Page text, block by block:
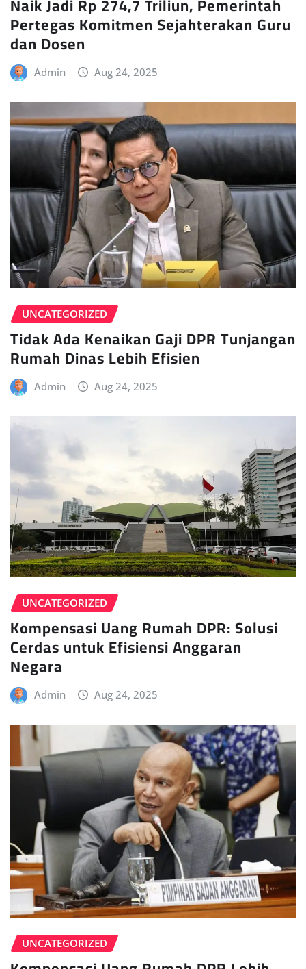
Pertegas Komitmen Sejahterakan Guru
dan Dosen
Admin Aug 24, 2025
UNCATEGORIZED
Tidak Ada Kenaikan Gaji DPR Tunjangan
Rumah Dinas Lebih Efisien
Admin Aug 24, 2025
UNCATEGORIZED
Kompensasi Uang Rumah DPR: Solusi
Cerdas untuk Efisiensi Anggaran
Negara
Admin Aug 24, 2025
UNCATEGORIZED